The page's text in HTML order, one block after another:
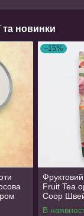
та новинки
–15%
Fruit Tea
Coop
В